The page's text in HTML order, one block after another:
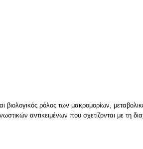
ρόλος των μακρομορίων,
αντικειμένων που σχετίζονται με τη